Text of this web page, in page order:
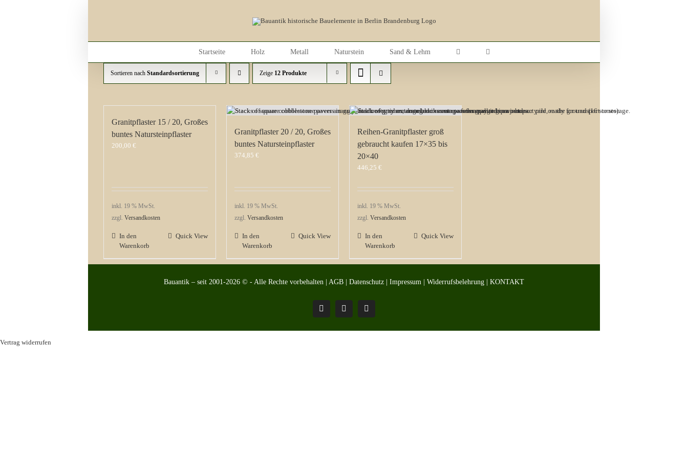
Startseite Holz Metall Naturstein Sand & Lehm
Sortieren nach Standardsortierung Zeige 12 Produkte
Granitpflaster 15 / 20, Großes
buntes Natursteinpflaster
200,00 €
inkl. 19 % MwSt.
zzgl. Versandkosten
In den
Warenkorb
Quick View
Granitpflaster 20 / 20, Großes
buntes Natursteinpflaster
374,85 €
inkl. 19 % MwSt.
zzgl. Versandkosten
In den
Warenkorb
Quick View
Reihen-Granitpflaster groß
gebraucht kaufen 17×35 bis
20×40
446,25 €
inkl. 19 % MwSt.
zzgl. Versandkosten
In den
Warenkorb
Quick View
Bauantik – seit 2001-2026 © - Alle Rechte vorbehalten | AGB Datenschutz Impressum Widerrufsbelehrung KONTAKT
PinterestFacebookInstagram
Vertrag widerrufen